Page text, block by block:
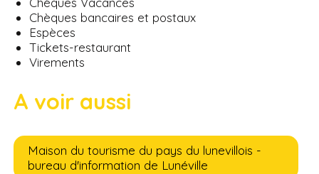
Chèques bancaires et postaux
Espèces
Tickets-restaurant
Virements
A voir aussi
Maison du tourisme du pays du lunevillois -
bureau d'information de Lunéville